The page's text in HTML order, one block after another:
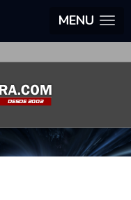
MENU